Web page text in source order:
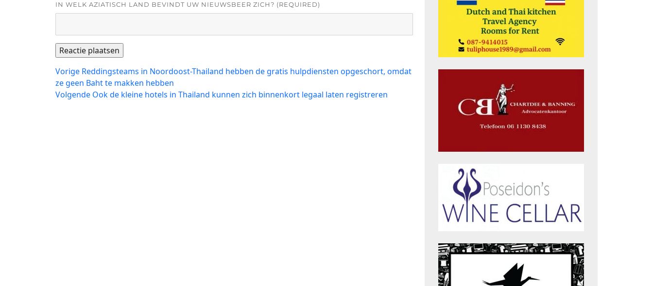
IN WELK AZIATISCH LAND BEVINDT UW NIEUWSBEER ZICH? (REQUIRED)
Bericht
navigatie
Vorige Vorig
bericht:
Reddingsteams in Noordoost-Thailand hebben de gratis hulpdiensten opgeschort, omdat
ze geen Baht te makken hebben
Volgende Volgend
Ook de kleine hotels in Thailand kunnen zich binnenkort legaal laten registreren